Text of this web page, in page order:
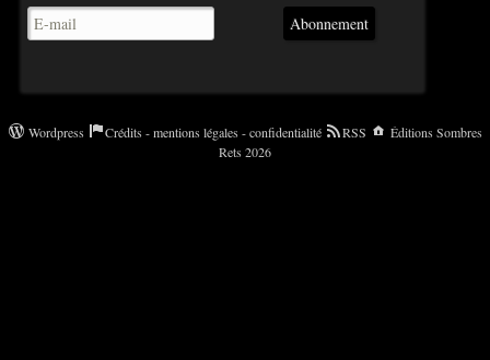
Abonnement
Wordpress Crédits - mentions légales - confidentialité RSS
Éditions Sombres
Rets 2026